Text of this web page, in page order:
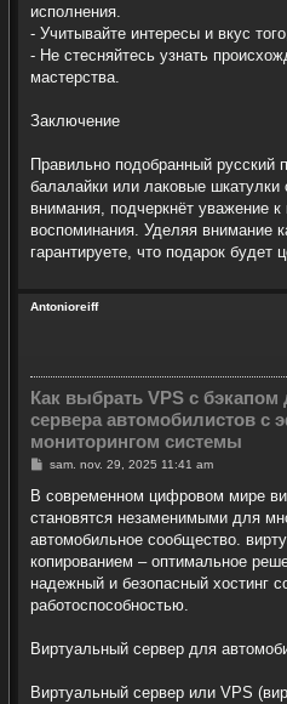
исполнения.
- Учитывайте интересы и вкус
- Не стесняйтесь узнать
мастерства.
Заключение
Правильно подобранный русский
балалайки или лаковые шкатулки
внимания, подчеркнёт уважение к
воспоминания. Уделяя внимание
гарантируете, что подарок будет
Antonioreiff
Как выбрать VPS с бэкапом
сервера автомобилистов с
мониторингом системы
M
s
a
g
sam. nov. 29, 2025 11:41 am
В современном цифровом мире
становятся незаменимыми для
автомобильное сообщество.
копированием – оптимальное
надежный и безопасный хостинг
работоспособностью.
Виртуальный сервер для
Виртуальный сервер или VPS